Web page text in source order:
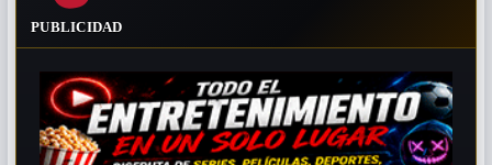
PUBLICIDAD